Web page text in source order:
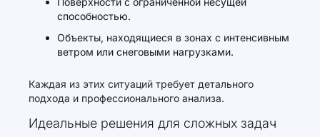
способностью.
Объекты, находящиеся в зонах с интенсивным
ветром или снеговыми нагрузками.
Каждая из этих ситуаций требует детального
подхода и профессионального анализа.
Идеальные решения для сложных задач